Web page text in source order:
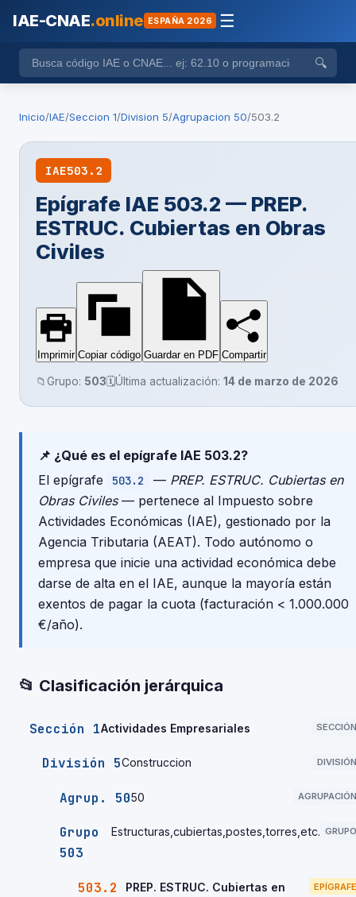
IAE-CNAE.online ESPAÑA 2026 ☰
🔍
Inicio/IAE/Seccion 1/Division 5/Agrupacion 50/503.2
IAE503.2
Epígrafe IAE 503.2 — PREP.
ESTRUC. Cubiertas en Obras
Civiles
Imprimir Copiar código Guardar en PDF Compartir
📁 Grupo: 503🗓️Última actualización: 14 de marzo de 2026
📌 ¿Qué es el epígrafe IAE 503.2?
El epígrafe
503.2 — PREP. ESTRUC. Cubiertas en
Obras Civiles— pertenece al Impuesto sobre
Actividades Económicas (IAE), gestionado por la
Agencia Tributaria (AEAT). Todo autónomo o
empresa que inicie una actividad económica debe
darse de alta en el IAE, aunque la mayoría están
exentos de pagar la cuota (facturación < 1.000.000
€/año).
📂 Clasificación jerárquica
Sección 1Actividades Empresariales SECCIÓN
División 5Construccion DIVISIÓN
Agrup. 5050 AGRUPACIÓN
Grupo
503
Estructuras,cubiertas,postes,torres,etc. GRUPO
503.2
PREP. ESTRUC. Cubiertas en
EPÍGRAFE